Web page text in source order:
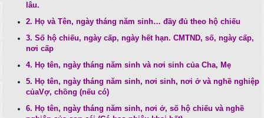
lâu.
2. Họ và Tên, ngày tháng năm sinh… đầy đủ theo hộ chiếu
3. Số hộ chiếu, ngày cấp, ngày hết hạn. CMTND, số, ngày cấp,
nơi cấp
4. Họ tên, ngày tháng năm sinh và nơi sinh của Cha, Mẹ
5. Họ tên, ngày tháng năm sinh, nơi sinh, nơi ở và nghề nghiệp
củaVợ, chồng (nếu có)
6. Họ tên, ngày tháng năm sinh, nơi ở, số hộ chiếu và nghề